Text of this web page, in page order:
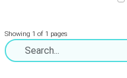
Showing 1 of 1 pages